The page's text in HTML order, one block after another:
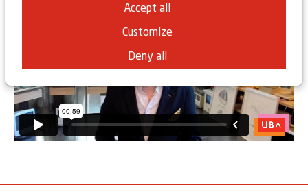
Accept all
Customize
Deny all